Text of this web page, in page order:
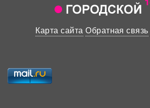
Карта сайта Обратная связь